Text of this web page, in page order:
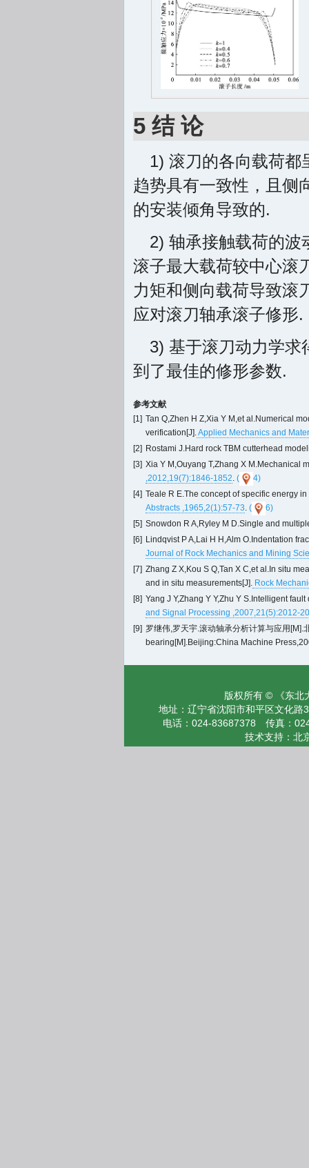
5 结 论
1) 滚刀的各向载荷都
趋势具有一致性，且侧
的安装倾角导致的.
2) 轴承接触载荷的波
滚子最大载荷较中心滚
力矩和侧向载荷导致滚
应对滚刀轴承滚子修形.
3) 基于滚刀动力学求
到了最佳的修形参数.
参考文献
[1] Tan Q,Zhen H Z,Xia Y M,et al.Numerical
verification[J].Applied Mechanics and
[2] Rostami J.Hard rock TBM cutterhead
[3] Xia Y M,Ouyang T,Zhang X M.Mechanical
,2012,19(7):1846-1852. (
4)
[4] Teale R E.The concept of specific energy
Abstracts ,1965,2(1):57-73. (
6)
[5] Snowdon R A,Ryley M D.Single and
[6] Lindqvist P A,Lai H H,Alm O.Indentation
Journal of Rock Mechanics and Mining
[7] Zhang Z X,Kou S Q,Tan X C,et al.In situ
and in situ measurements[J]. Rock
[8] Yang J Y,Zhang Y Y,Zhu Y S.Intelligent
and Signal Processing ,2007,21(5):2012-
[9] 罗继伟,罗天宇.滚动轴承分析计算与应用
bearing[M].Beijing:China Machine